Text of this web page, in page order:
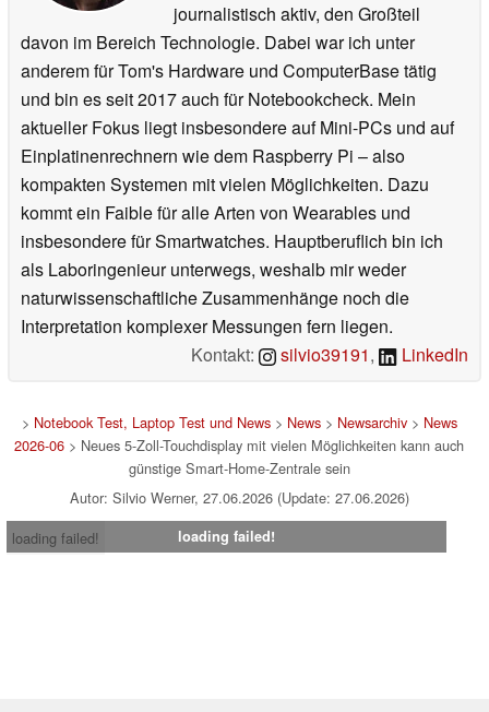
journalistisch aktiv, den Großteil
davon im Bereich Technologie. Dabei war ich unter
anderem für Tom's Hardware und ComputerBase tätig
und bin es seit 2017 auch für Notebookcheck. Mein
aktueller Fokus liegt insbesondere auf Mini-PCs und auf
Einplatinenrechnern wie dem Raspberry Pi – also
kompakten Systemen mit vielen Möglichkeiten. Dazu
kommt ein Faible für alle Arten von Wearables und
insbesondere für Smartwatches. Hauptberuflich bin ich
als Laboringenieur unterwegs, weshalb mir weder
naturwissenschaftliche Zusammenhänge noch die
Interpretation komplexer Messungen fern liegen.
Kontakt:
silvio39191, LinkedIn
> Notebook Test, Laptop Test und News> News> Newsarchiv> News
2026-06 > Neues 5-Zoll-Touchdisplay mit vielen Möglichkeiten kann auch
günstige Smart-Home-Zentrale sein
Autor: Silvio Werner, 27.06.2026 (Update: 27.06.2026)
loading failed!
loading failed!